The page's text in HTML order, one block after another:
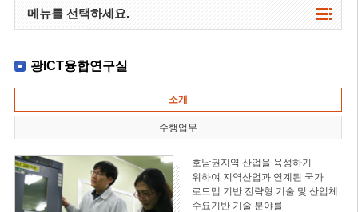
메뉴를 선택하세요.
광ICT융합연구실
소개
수행업무
호남권지역 산업을 육성하기
위하여 지역산업과 연계된 국가
로드맵 기반 전략형 기술 및 산업체
수요기반 기술 분야를